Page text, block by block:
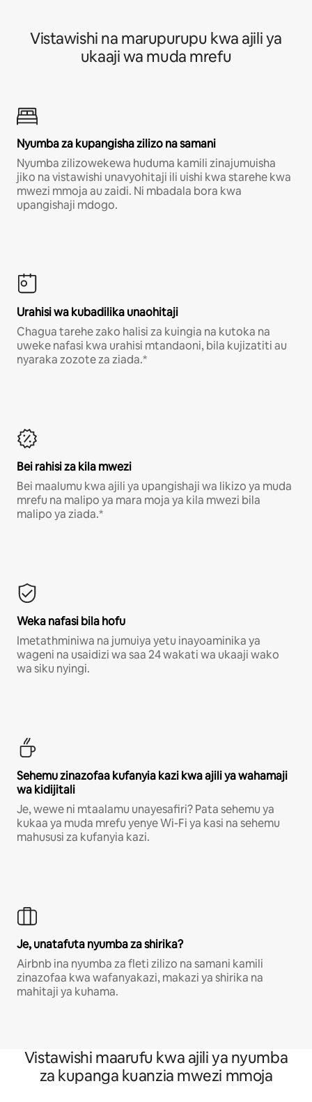
Vistawishi na marupurupu kwa ajili ya
ukaaji wa muda mrefu
Nyumba za kupangisha zilizo na samani
Nyumba zilizowekewa huduma kamili zinajumuisha
jiko na vistawishi unavyohitaji ili uishi kwa starehe kwa
mwezi mmoja au zaidi. Ni mbadala bora kwa
upangishaji mdogo.
Urahisi wa kubadilika unaohitaji
Chagua tarehe zako halisi za kuingia na kutoka na
uweke nafasi kwa urahisi mtandaoni, bila kujizatiti au
nyaraka zozote za ziada.*
Bei rahisi za kila mwezi
Bei maalumu kwa ajili ya upangishaji wa likizo ya muda
mrefu na malipo ya mara moja ya kila mwezi bila
malipo ya ziada.*
Weka nafasi bila hofu
Imetathminiwa na jumuiya yetu inayoaminika ya
wageni na usaidizi wa saa 24 wakati wa ukaaji wako
wa siku nyingi.
Sehemu zinazofaa kufanyia kazi kwa ajili ya wahamaji
wa kidijitali
Je, wewe ni mtaalamu unayesafiri? Pata sehemu ya
kukaa ya muda mrefu yenye Wi-Fi ya kasi na sehemu
mahususi za kufanyia kazi.
Je, unatafuta nyumba za shirika?
Airbnb ina nyumba za fleti zilizo na samani kamili
zinazofaa kwa wafanyakazi, makazi ya shirika na
mahitaji ya kuhama.
Vistawishi maarufu kwa ajili ya nyumba
za kupanga kuanzia mwezi mmoja